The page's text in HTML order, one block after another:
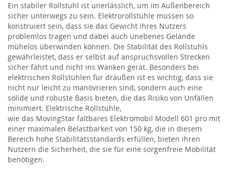
Ein stabiler Rollstuhl ist unerlässlich, um im Außenbereich
sicher unterwegs zu sein. Elektrorollstühle müssen so
konstruiert sein, dass sie das Gewicht ihres Nutzers
problemlos tragen und dabei auch unebenes Gelände
mühelos überwinden können. Die Stabilität des Rollstuhls
gewährleistet, dass er selbst auf anspruchsvollen Strecken
sicher fährt und nicht ins Wanken gerät. Besonders bei
elektrischen Rollstühlen für draußen ist es wichtig, dass sie
nicht nur leicht zu manövrieren sind, sondern auch eine
solide und robuste Basis bieten, die das Risiko von Unfällen
minimiert. Elektrische Rollstühle,
wie das MovingStar faltbares Elektromobil Modell 601 pro mit
einer maximalen Belastbarkeit von 150 kg, die in diesem
Bereich hohe Stabilitätsstandards erfüllen, bieten ihren
Nutzern die Sicherheit, die sie für eine sorgenfreie Mobilität
benötigen.